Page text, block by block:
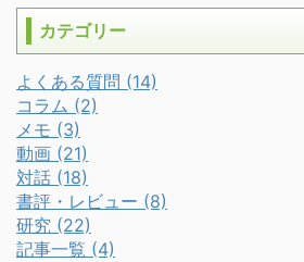
カテゴリー
よくある質問 (14)
コラム (2)
メモ (3)
動画 (21)
対話 (18)
書評・レビュー (8)
研究 (22)
記事一覧 (4)